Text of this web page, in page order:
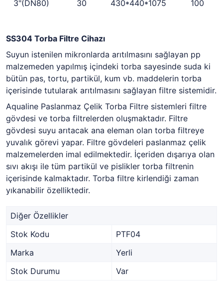
3"(DN80) 30 430*440*1075 100
SS304 Torba Filtre Cihazı
Suyun istenilen mikronlarda arıtılmasını sağlayan pp
malzemeden yapılmış içindeki torba sayesinde suda ki
bütün pas, tortu, partikül, kum vb. maddelerin torba
içerisinde tutularak arıtılmasını sağlayan filtre sistemidir.
Aqualine Paslanmaz Çelik Torba Filtre sistemleri filtre
gövdesi ve torba filtrelerden oluşmaktadır. Filtre
gövdesi suyu arıtacak ana eleman olan torba filtreye
yuvalık görevi yapar. Filtre gövdeleri paslanmaz çelik
malzemelerden imal edilmektedir. İçeriden dışarıya olan
sıvı akışı ile tüm partikül ve pislikler torba filtrenin
içerisinde kalmaktadır. Torba filtre kirlendiği zaman
yıkanabilir özelliktedir.
Diğer Özellikler
Stok Kodu
PTF04
Marka
Yerli
Stok Durumu
Var